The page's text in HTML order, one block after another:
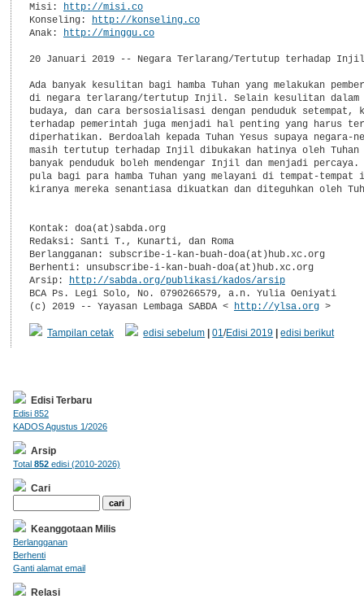
Misi:
http://misi.co
Konseling:
http://konseling.co
Anak:
http://minggu.co
20 Januari 2019 -- Negara Terlarang/Tertutup terhadap Injil
Ada banyak kesulitan bagi hamba Tuhan yang melakukan
di negara terlarang/tertutup Injil. Selain kesulitan dalam
budaya, dan cara bersosialisasi dengan penduduk
terhadap pemerintah juga menjadi hal penting yang harus
diperhatikan. Berdoalah kepada Tuhan Yesus supaya negara-
masih tertutup terhadap Injil dibukakan hatinya oleh Tuhan
banyak penduduk boleh mendengar Injil dan menjadi
pula bagi para hamba Tuhan yang melayani di tempat-
kiranya mereka senantiasa dikuatkan dan diteguhkan oleh
Kontak: doa(at)sabda.org
Redaksi: Santi T., Kunarti, dan Roma
Berlangganan: subscribe-i-kan-buah-doa(at)hub.xc.org
Berhenti: unsubscribe-i-kan-buah-doa(at)hub.xc.org
Arsip:
http://sabda.org/publikasi/kados/arsip
BCA Ps. Legi Solo, No. 0790266579, a.n. Yulia Oeniyati
(c) 2019 -- Yayasan Lembaga SABDA <
http://ylsa.org >
Tampilan cetak edisi sebelum |01/Edisi 2019 |edisi berikut
Edisi Terbaru
Edisi 852
KADOS Agustus 1/2026
Arsip
Total 852edisi (2010-2026)
Cari
Keanggotaan Milis
Berlangganan
Berhenti
Ganti alamat email
Relasi